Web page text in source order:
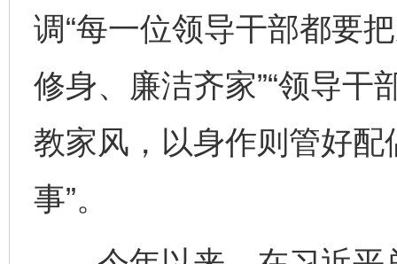
调“每一位领导干部都要
修身、廉洁齐家”“领导干
教家风，以身作则管好
事”。